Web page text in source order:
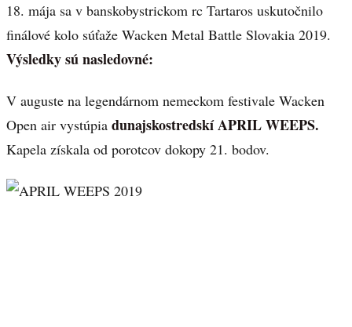
18. mája sa v banskobystrickom rc Tartaros uskutočnilo
finálové kolo súťaže Wacken Metal Battle Slovakia 2019.
Výsledky sú nasledovné:
V auguste na legendárnom nemeckom festivale Wacken
Open air vystúpia dunajskostredskí APRIL WEEPS.
Kapela získala od porotcov dokopy 21. bodov.